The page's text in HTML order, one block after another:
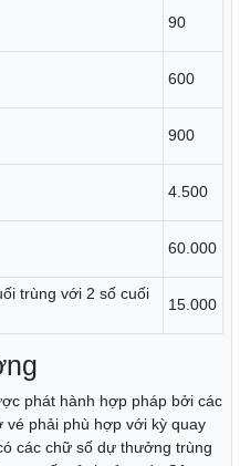
90
600
900
4.500
60.000
trùng với 2 số cuối
15.000
phát hành hợp pháp bởi các
vé phải phù hợp với kỳ quay
các chữ số dự thưởng trùng